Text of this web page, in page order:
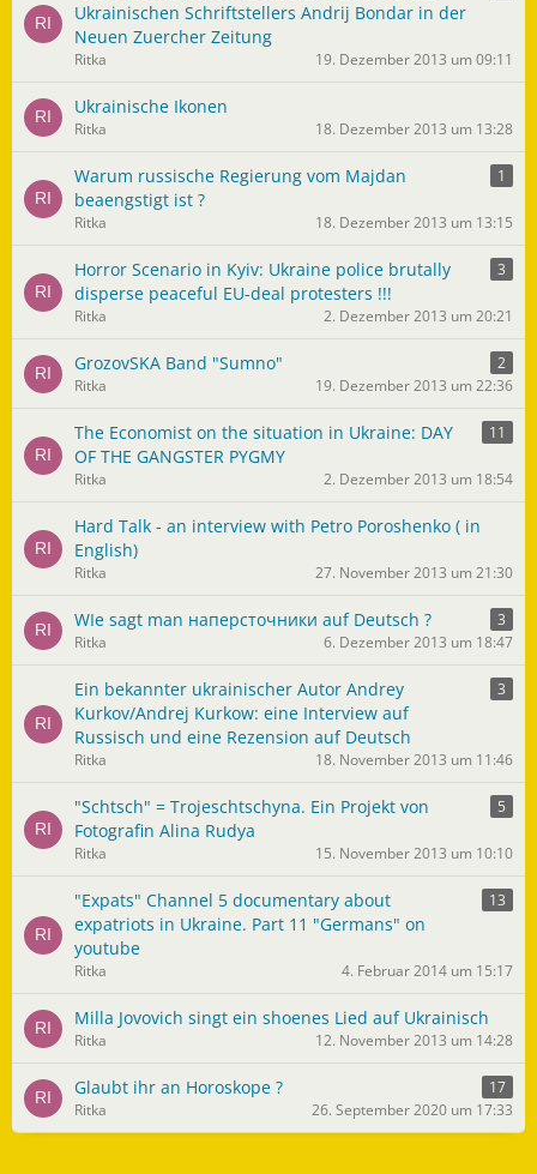
Ukrainischen Schriftstellers Andrij Bondar in der
Neuen Zuercher Zeitung
Ritka 19. Dezember 2013 um 09:11
Ukrainische Ikonen
Ritka 18. Dezember 2013 um 13:28
Warum russische Regierung vom Majdan
beaengstigt ist ?
1
Ritka 18. Dezember 2013 um 13:15
Horror Scenario in Kyiv: Ukraine police brutally
disperse peaceful EU-deal protesters !!!
3
Ritka 2. Dezember 2013 um 20:21
GrozovSKA Band "Sumno"
2
Ritka
19. Dezember 2013 um 22:36
The Economist on the situation in Ukraine: DAY
OF THE GANGSTER PYGMY
11
Ritka 2. Dezember 2013 um 18:54
Hard Talk - an interview with Petro Poroshenko ( in
English)
Ritka 27. November 2013 um 21:30
WIe sagt man наперсточники auf Deutsch ?
3
Ritka
6. Dezember 2013 um 18:47
Ein bekannter ukrainischer Autor Andrey
Kurkov/Andrej Kurkow: eine Interview auf
Russisch und eine Rezension auf Deutsch
3
Ritka 18. November 2013 um 11:46
"Schtsch" = Trojeschtschyna. Ein Projekt von
Fotografin Alina Rudya
5
Ritka 15. November 2013 um 10:10
"Expats" Channel 5 documentary about
expatriots in Ukraine. Part 11 "Germans" on
youtube
13
Ritka 4. Februar 2014 um 15:17
Milla Jovovich singt ein shoenes Lied auf Ukrainisch
Ritka 12. November 2013 um 14:28
Glaubt ihr an Horoskope ?
17
Ritka
26. September 2020 um 17:33